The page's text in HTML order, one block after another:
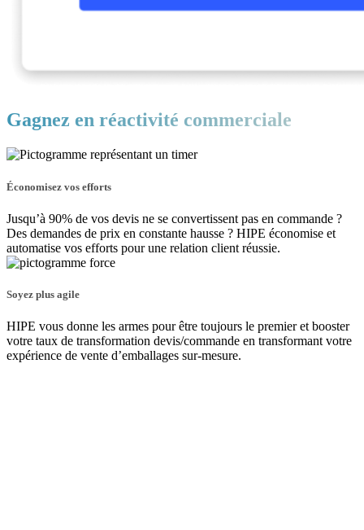
Gagnez en réactivité commerciale
Économisez vos efforts
Jusqu’à 90% de vos devis ne se convertissent pas en commande ?
Des demandes de prix en constante hausse ? HIPE économise et
automatise vos efforts pour une relation client réussie.
Soyez plus agile
HIPE vous donne les armes pour être toujours le premier et booster
votre taux de transformation devis/commande en transformant votre
expérience de vente d’emballages sur-mesure.